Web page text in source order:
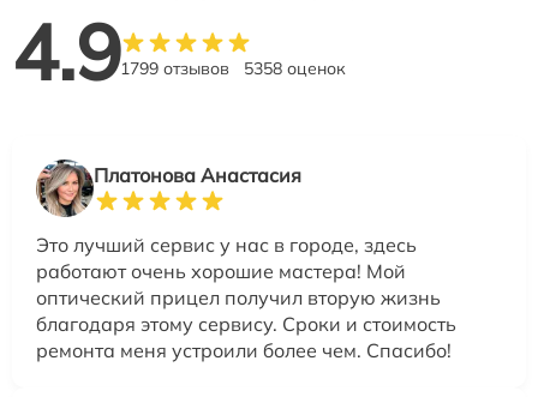
4.91799 отзывов 5358 оценок
Платонова Анастасия
Это лучший сервис у нас в городе, здесь
работают очень хорошие мастера! Мой
оптический прицел получил вторую жизнь
благодаря этому сервису. Сроки и стоимость
ремонта меня устроили более чем. Спасибо!